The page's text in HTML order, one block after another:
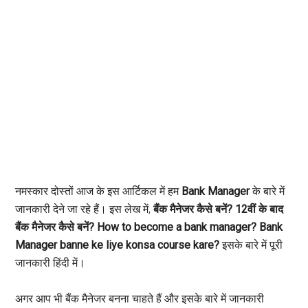
नमस्कार दोस्तों आज के इस आर्टिकल में हम Bank Managerके बारे में
जानकारी देने जा रहे हैं। इस लेख में,बैंक मैनेजर कैसे बनें? 12वीं के बाद
बैंक मैनेजर कैसे बनें? How to become a bank manager? Bank
Manager banne ke liye konsa course kare?इसके बारे में पूरी
जानकारी हिंदी में।
अगर आप भी बैंक मैनेजर बनना चाहते हैं और इसके बारे में जानकारी